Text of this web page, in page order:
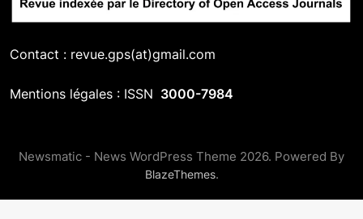
Contact : revue.gps(at)gmail.com
Mentions légales : ISSN 3000-7984
Newsmatic - News WordPress Theme 2026. Powered By
BlazeThemes.